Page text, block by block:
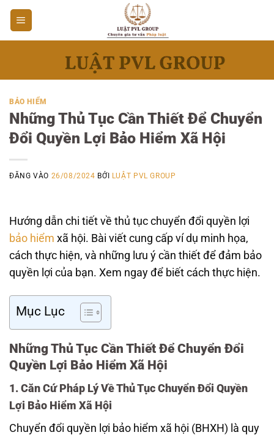
Bỏ
qua
nội
BẢO HIỂM
Những Thủ Tục Cần Thiết Để Chuyển
Đổi Quyền Lợi Bảo Hiểm Xã Hội
ĐĂNG VÀO 26/08/2024 BỞI LUẬT PVL GROUP
Hướng dẫn chi tiết về thủ tục chuyển đổi quyền lợi
bảo hiểm xã hội. Bài viết cung cấp ví dụ minh họa,
cách thực hiện, và những lưu ý cần thiết để đảm bảo
quyền lợi của bạn. Xem ngay để biết cách thực hiện.
Mục Lục
Những Thủ Tục Cần Thiết Để Chuyển Đổi
Quyền Lợi Bảo Hiểm Xã Hội
1. Căn Cứ Pháp Lý Về Thủ Tục Chuyển Đổi Quyền
Lợi Bảo Hiểm Xã Hội
Chuyển đổi quyền lợi bảo hiểm xã hội (BHXH) là quy